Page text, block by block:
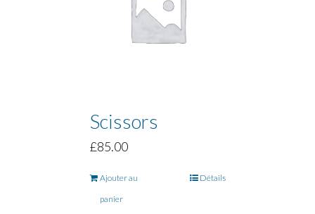
Scissors
£85.00
Ajouter au
panier
Détails